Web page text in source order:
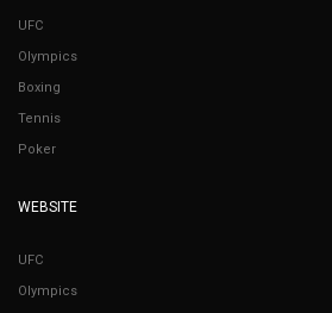
UFC
Olympics
Boxing
Tennis
Poker
WEBSITE
UFC
Olympics